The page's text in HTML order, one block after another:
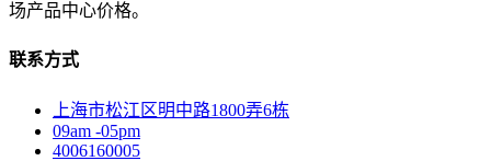
场产品中心价格。
联系方式
上海市松江区明中路1800弄6栋
09am -05pm
4006160005